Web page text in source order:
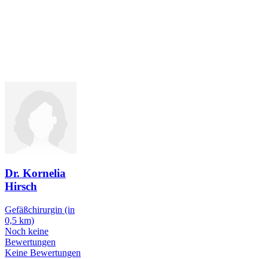
Dr. Kornelia
Hirsch
Gefäßchirurgin (in
0,5 km)
Noch keine
Bewertungen
Keine Bewertungen